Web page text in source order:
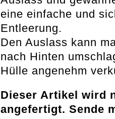
eine einfache und
Entleerung.
Den Auslass kann
nach Hinten
Hülle angenehm
Dieser Artikel wird
angefertigt. Sende